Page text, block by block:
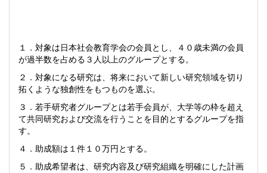
１．対象は日本社会教育学会の会員とし、４０歳未満の会員
が過半数を占める３人以上のグループとする。
２．対象になる研究は、将来において新しい研究領域を切り
拓くような独創性をもつものを選ぶ。
３．若手研究者グループとは若手会員が、大学等の枠を超え
て共同研究および交流を行うことを目的とするグループを指
す。
４．助成額は１件１０万円とする。
５．助成希望者は、研究内容及び研究組織を明確にした計画